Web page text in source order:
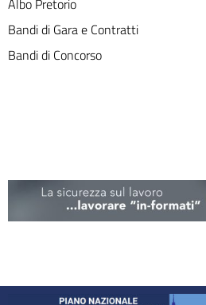
Albo Pretorio
Bandi di Gara e Contratti
Bandi di Concorso